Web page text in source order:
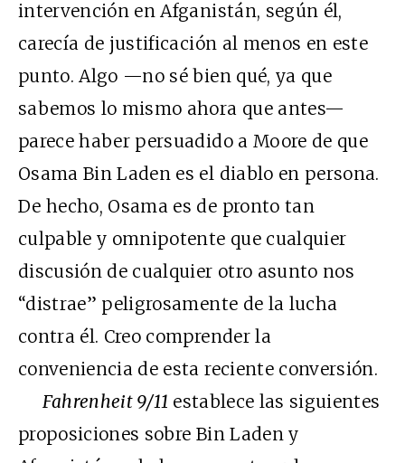
intervención en Afganistán, según él,
carecía de justificación al menos en este
punto. Algo —no sé bien qué, ya que
sabemos lo mismo ahora que antes—
parece haber persuadido a Moore de que
Osama Bin Laden es el diablo en persona.
De hecho, Osama es de pronto tan
culpable y omnipotente que cualquier
discusión de cualquier otro asunto nos
“distrae” peligrosamente de la lucha
contra él. Creo comprender la
conveniencia de esta reciente conversión.
Fahrenheit 9/11 establece las siguientes
proposiciones sobre Bin Laden y